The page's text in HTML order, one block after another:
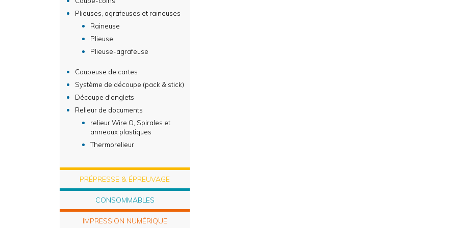
Plieuses, agrafeuses et raineuses
Raineuse
Plieuse
Plieuse-agrafeuse
Coupeuse de cartes
Système de découpe (pack & stick)
Découpe d'onglets
Relieur de documents
relieur Wire O, Spirales et
anneaux plastiques
Thermorelieur
PRÉPRESSE & ÉPREUVAGE
CONSOMMABLES
IMPRESSION NUMÉRIQUE